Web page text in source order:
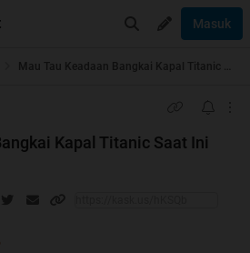
Masuk
Kapal Titanic Saat Ini